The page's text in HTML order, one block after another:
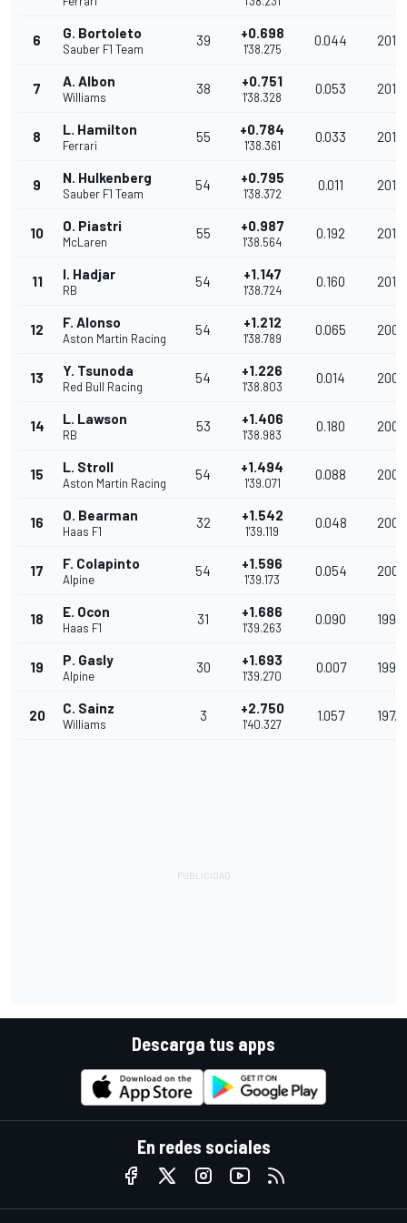
6 G. Bortoleto
Sauber F1 Team
39 +0.698
1'38.275
0.044
7 A. Albon
Williams
38 +0.751
1'38.328
0.053
8 L. Hamilton
Ferrari
55 +0.784
1'38.361
0.033
9 N. Hulkenberg
Sauber F1 Team
54 +0.795
1'38.372
0.011
10 O. Piastri
McLaren
55 +0.987
1'38.564
0.192
11 I. Hadjar
RB
54 +1.147
1'38.724
0.160
12 F. Alonso
Aston Martin Racing
54 +1.212
1'38.789
0.065
13 Y. Tsunoda
Red Bull Racing
54 +1.226
1'38.803
0.014
14 L. Lawson
RB
53 +1.406
1'38.983
0.180
15 L. Stroll
Aston Martin Racing
54 +1.494
1'39.071
0.088
16 O. Bearman
Haas F1
32 +1.542
1'39.119
0.048
17 F. Colapinto
Alpine
54 +1.596
1'39.173
0.054
18 E. Ocon
Haas F1
31 +1.686
1'39.263
0.090
19 P. Gasly
Alpine
30 +1.693
1'39.270
0.007
20 C. Sainz
Williams
3 +2.750
1'40.327
1.057
Descarga tus apps
En redes sociales